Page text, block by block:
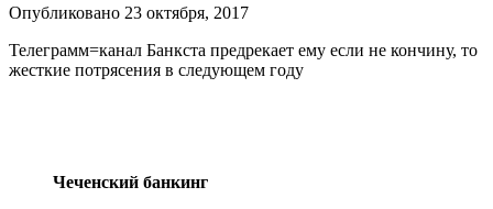
Опубликовано 23 октября, 2017
Телеграмм=канал Банкста предрекает ему если не кончину, то
жесткие потрясения в следующем году
Чеченский банкинг